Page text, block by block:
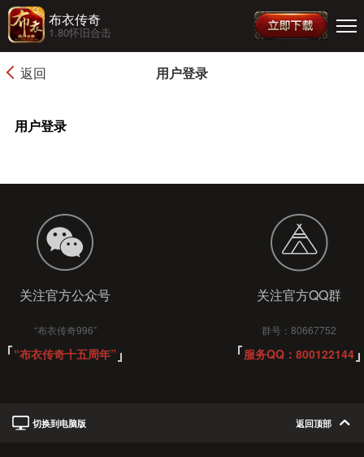
布衣传奇
1.80怀旧合击
返回 用户登录
用户登录
关注官方公众号
“布衣传奇996”
“布衣传奇十五周年”
关注官方QQ群
群号：80667752
服务QQ：800122144
切换到电脑版 返回顶部